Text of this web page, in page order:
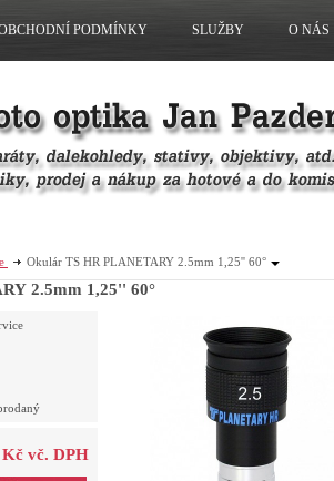
Okulár TS HR PLANETARY 2.5mm 1,25'' 60°
2.5mm 1,25'' 60°
Kč vč. DPH
PODMÍNKY SLUŽBY O NÁS